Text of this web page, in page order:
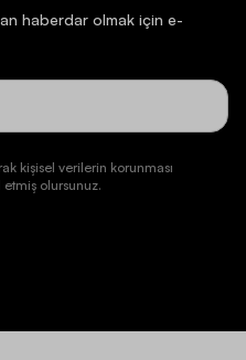
haberdar olmak için e-
kişisel verilerin korunması
olursunuz.